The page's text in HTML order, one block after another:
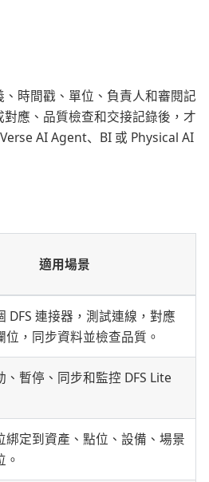
時間戳、單位、負責人和審閱記
對應、品質檢查和交接記錄後，才
AI Agent、BI 或 Physical AI
適用場景
DFS 連接器，測試連線，對應
位，同步資料並檢查品質。
、暫停、同步和監控 DFS Lite
綁定到資產、點位、設備、場景
。